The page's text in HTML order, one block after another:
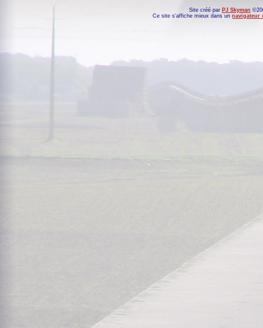
Site créé par PJ Skyman
Ce site s'affiche mieux dans unnavigateur